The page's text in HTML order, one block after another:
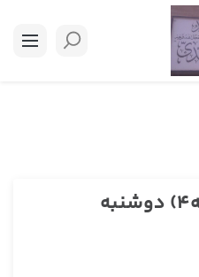
خارج اصول فقه (جلسه4) دوشنبه